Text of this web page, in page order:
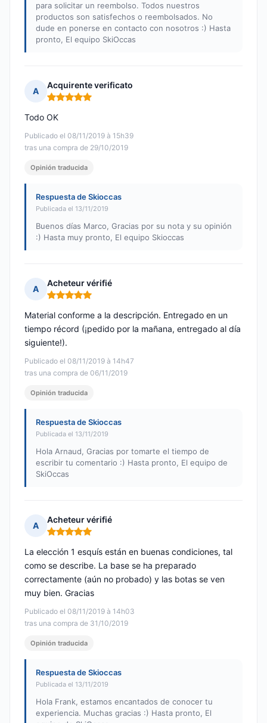
para solicitar un reembolso. Todos nuestros
productos son satisfechos o reembolsados. No
dude en ponerse en contacto con nosotros :) Hasta
pronto, El equipo SkiOccas
A
Acquirente verificato
Nota: 5 de 5
Publicado el 08/11/2019 à 15h39
tras una compra de 29/10/2019
Todo OK
Opinión traducida
Respuesta de Skioccas
Publicada el 13/11/2019
Buenos días Marco, Gracias por su nota y su opinión
:) Hasta muy pronto, El equipo Skioccas
A
Acheteur vérifié
Nota: 5 de 5
Publicado el 08/11/2019 à 14h47
tras una compra de 06/11/2019
Material conforme a la descripción. Entregado en un
tiempo récord (¡pedido por la mañana, entregado al día
siguiente!).
Opinión traducida
Respuesta de Skioccas
Publicada el 13/11/2019
Hola Arnaud, Gracias por tomarte el tiempo de
escribir tu comentario :) Hasta pronto, El equipo de
SkiOccas
A
Acheteur vérifié
Nota: 5 de 5
Publicado el 08/11/2019 à 14h03
tras una compra de 31/10/2019
La elección 1 esquís están en buenas condiciones, tal
como se describe. La base se ha preparado
correctamente (aún no probado) y las botas se ven
muy bien. Gracias
Opinión traducida
Respuesta de Skioccas
Publicada el 13/11/2019
Hola Frank, estamos encantados de conocer tu
experiencia. Muchas gracias :) Hasta pronto, El